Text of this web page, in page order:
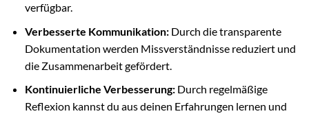
verfügbar.
Verbesserte Kommunikation:Durch die transparente
Dokumentation werden Missverständnisse reduziert und
die Zusammenarbeit gefördert.
Kontinuierliche Verbesserung:Durch regelmäßige
Reflexion kannst du aus deinen Erfahrungen lernen und